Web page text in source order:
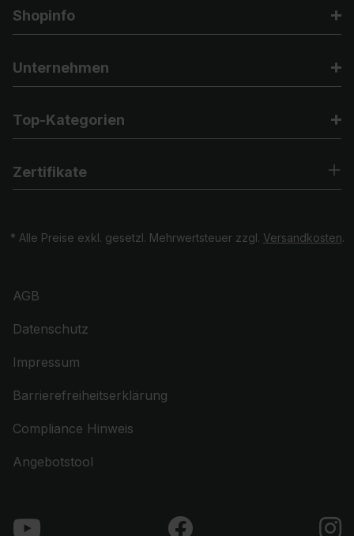
Shopinfo
Unternehmen
Top-Kategorien
Zertifikate
* Alle Preise exkl. gesetzl. Mehrwertsteuer zzgl. Versandkosten.
AGB
Datenschutz
Impressum
Barrierefreiheitserklärung
Compliance Hinweis
Angebotstool